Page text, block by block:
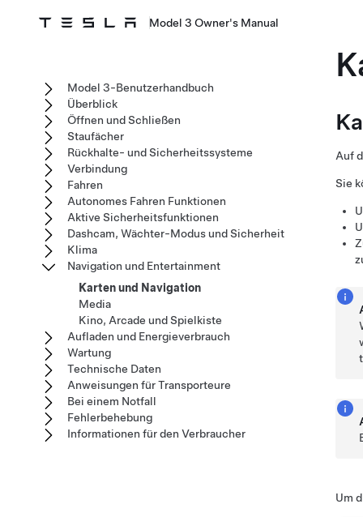
Model 3 Owner's Manual
Auf
Sie
Um
Model 3-Benutzerhandbuch
Überblick
Öffnen und Schließen
Staufächer
Rückhalte- und Sicherheitssysteme
Verbindung
Fahren
Autonomes Fahren Funktionen
Aktive Sicherheitsfunktionen
Dashcam, Wächter-Modus und Sicherheit
Klima
Navigation und Entertainment
Karten und Navigation
Media
Kino, Arcade und Spielkiste
Aufladen und Energieverbrauch
Wartung
Technische Daten
Anweisungen für Transporteure
Bei einem Notfall
Fehlerbehebung
Informationen für den Verbraucher